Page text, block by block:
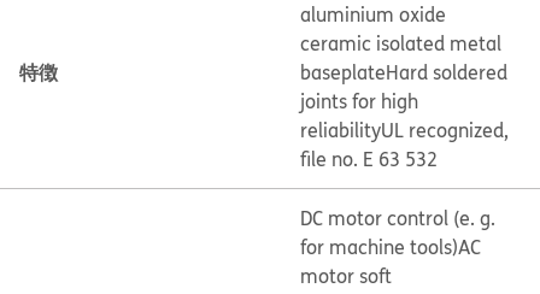
特徴
aluminium oxide
ceramic isolated metal
baseplateHard soldered
joints for high
reliabilityUL recognized,
file no. E 63 532
DC motor control (e. g.
for machine tools)AC
motor soft